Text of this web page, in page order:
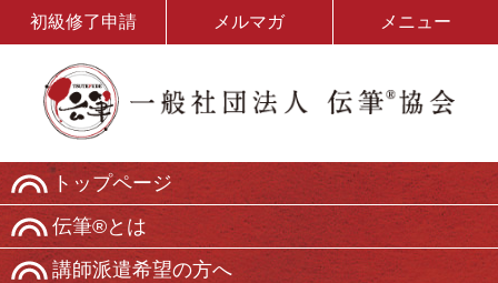
初級修了申請 メルマガ メニュー
トップページ
伝筆®とは
講師派遣希望の方へ